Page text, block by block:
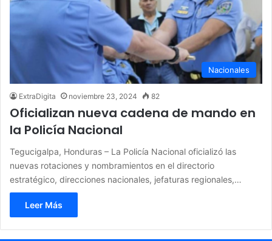
Nacionales
ExtraDigita noviembre 23, 2024 82
Oficializan nueva cadena de mando en
la Policía Nacional
Tegucigalpa, Honduras – La Policía Nacional oficializó las
nuevas rotaciones y nombramientos en el directorio
estratégico, direcciones nacionales, jefaturas regionales,…
Leer Más